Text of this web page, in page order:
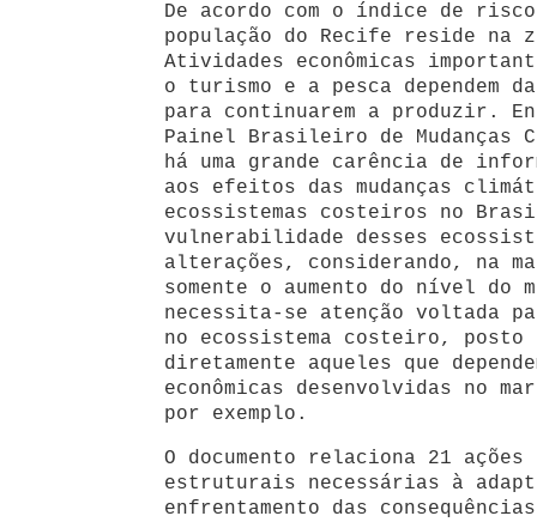
De acordo com o índice de
população do Recife reside na
Atividades econômicas
o turismo e a pesca dependem
para continuarem a produzir.
Painel Brasileiro de Mudanças
há uma grande carência de
aos efeitos das mudanças
ecossistemas costeiros no
vulnerabilidade desses
alterações, considerando, na
somente o aumento do nível do
necessita-se atenção voltada
no ecossistema costeiro, posto
diretamente aqueles que
econômicas desenvolvidas no
por exemplo.
O documento relaciona 21
estruturais necessárias à
enfrentamento das